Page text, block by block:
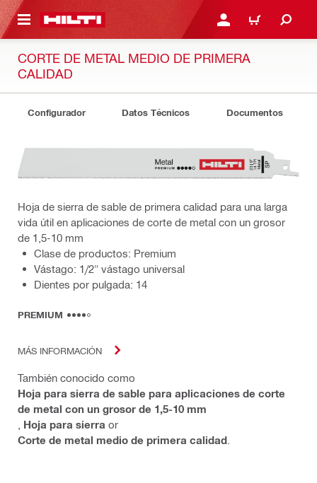
PRINCIPAL INICIE SESIÓN O
CARRITO
CORTE DE METAL MEDIO DE PRIMERA
CALIDAD
Configurador Datos Técnicos Documentos
Hoja de sierra de sable de primera calidad para una larga
vida útil en aplicaciones de corte de metal con un grosor
de 1,5-10 mm
Clase de productos: Premium
Vástago: 1/2" vástago universal
Dientes por pulgada: 14
PREMIUM
MÁS INFORMACIÓN
También conocido como
Hoja para sierra de sable para aplicaciones de corte
de metal con un grosor de 1,5-10 mm
Hoja para sierra or
Corte de metal medio de primera calidad